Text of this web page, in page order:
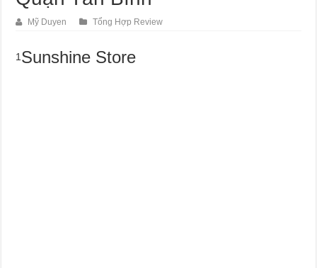
Mỹ Duyen Tổng Hợp Review
1 Sunshine Store